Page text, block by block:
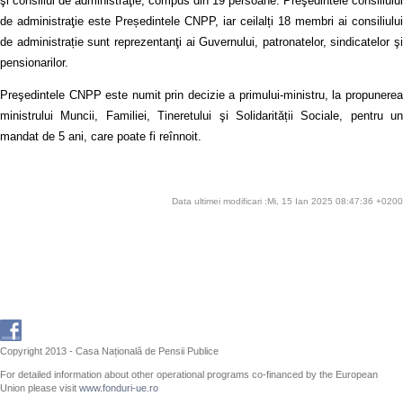
de administraţie este Președintele CNPP, iar ceilalți 18 membri ai consiliului
de administrație sunt reprezentanţi ai Guvernului, patronatelor, sindicatelor şi
pensionarilor.
Preşedintele CNPP este numit prin decizie a primului-ministru, la propunerea
ministrului Muncii, Familiei, Tineretului şi Solidarității Sociale, pentru un
mandat de 5 ani, care poate fi reînnoit.
Data ultimei modificari :Mi, 15 Ian 2025 08:47:36 +0200
Copyright 2013 - Casa Națională de Pensii Publice
For detailed information about other operational programs co-financed by the European
Union please visit www.fonduri-ue.ro